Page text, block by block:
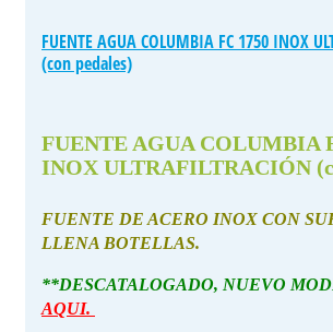
FUENTE AGUA COLUMBIA FC 1750 INOX
(con pedales)
FUENTE AGUA COLUMBIA
INOX ULTRAFILTRACIÓN
FUENTE DE ACERO INOX CON
LLENA BOTELLAS.
**DESCATALOGADO, NUEVO
AQUI.